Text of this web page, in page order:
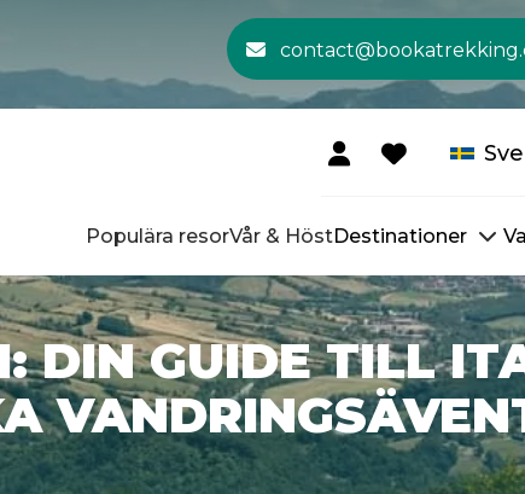
Populära resorVår & HöstDestinationer
DIN GUIDE TILL